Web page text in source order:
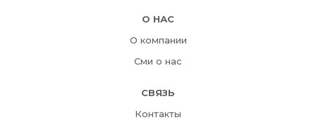
О НАС
О компании
Сми о нас
СВЯЗЬ
Контакты